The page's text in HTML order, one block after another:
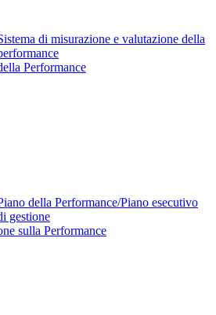
di misurazione e valutazione della
Performance
della Performance/Piano esecutivo
gestione
sulla Performance